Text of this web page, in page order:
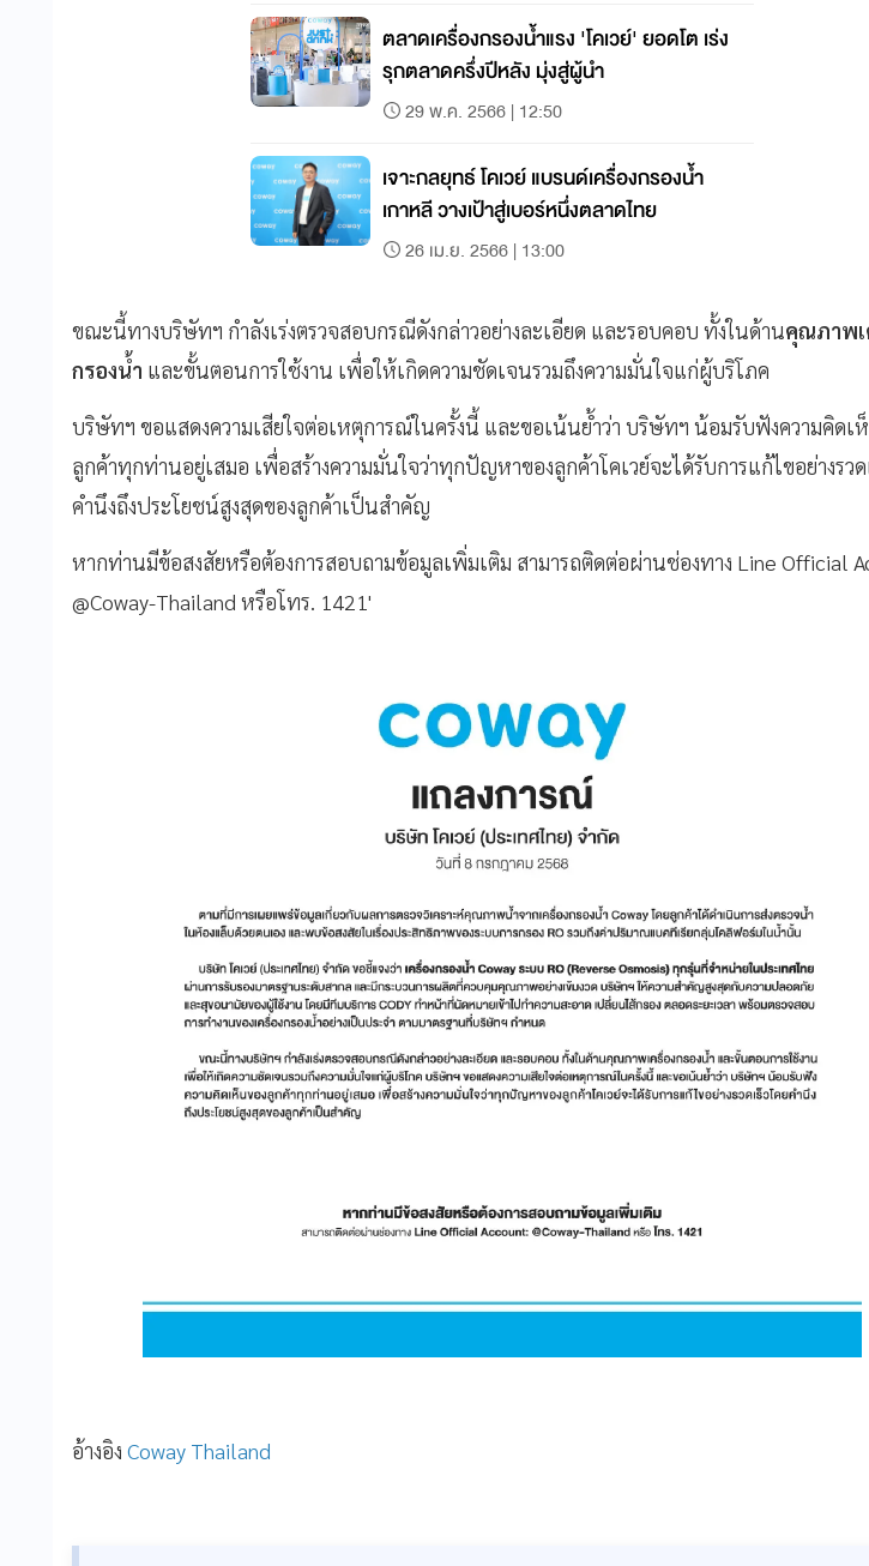
ตลาดเครื่องกรองน้ำแรง 'โคเวย์' ยอดโต เร่ง
รุกตลาดครึ่งปีหลัง มุ่งสู่ผู้นำ
29 พ.ค. 2566 | 12:50
เจาะกลยุทธ์ โคเวย์ แบรนด์เครื่องกรองน้ำ
เกาหลี วางเป้าสู่เบอร์หนึ่งตลาดไทย
26 เม.ย. 2566 | 13:00
ขณะนี้ทางบริษัทฯ กำลังเร่งตรวจสอบกรณีดังกล่าวอย่างละเอียด และรอบคอบ ทั้งในด้านคุณภาพเ
กรองน้ำ และขั้นตอนการใช้งาน เพื่อให้เกิดความชัดเจนรวมถึงความมั่นใจแก่ผู้บริโภค
บริษัทฯ ขอแสดงความเสียใจต่อเหตุการณ์ในครั้งนี้ และขอเน้นย้ำว่า บริษัทฯ น้อมรับฟังความคิดเ
ลูกค้าทุกท่านอยู่เสมอ เพื่อสร้างความมั่นใจว่าทุกปัญหาของลูกค้าโคเวย์จะได้รับการแก้ไขอย่างรวด
คำนึงถึงประโยชน์สูงสุดของลูกค้าเป็นสำคัญ
หากท่านมีข้อสงสัยหรือต้องการสอบถามข้อมูลเพิ่มเติม สามารถติดต่อผ่านช่องทาง Line Official
@Coway-Thailand หรือโทร. 1421'
อ้างอิง Coway Thailand